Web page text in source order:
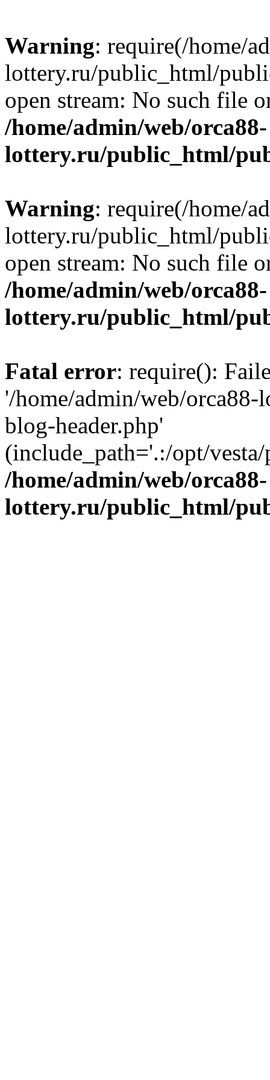
Warning: require(/home/
lottery.ru/public_html/
open stream: No such file
/home/admin/web/orca88-
lottery.ru/public_html/
Warning: require(/home/
lottery.ru/public_html/
open stream: No such file
/home/admin/web/orca88-
lottery.ru/public_html/
Fatal error: require():
'/home/admin/web/
blog-header.php'
(include_path='.:/opt/
/home/admin/web/orca88-
lottery.ru/public_html/